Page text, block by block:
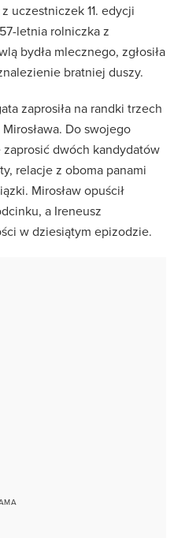
uczestniczek 11. edycji
57-letnia rolniczka z
bydła mlecznego, zgłosiła
bratniej duszy.
zaprosiła na randki trzech
Do swojego
dwóch kandydatów
relacje z oboma panami
Mirosław opuścił
a Ireneusz
w dziesiątym epizodzie.